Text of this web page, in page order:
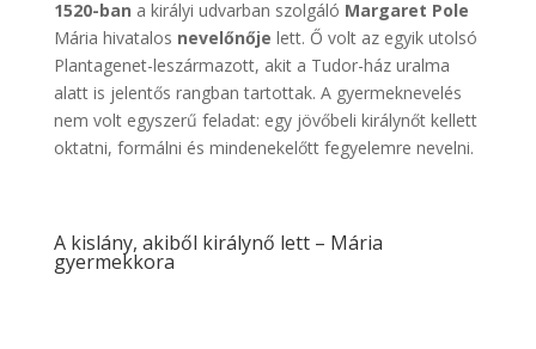
1520-ban a királyi udvarban szolgáló Margaret Pole
Mária hivatalos nevelőnője lett. Ő volt az egyik utolsó
Plantagenet-leszármazott, akit a Tudor-ház uralma
alatt is jelentős rangban tartottak. A gyermeknevelés
nem volt egyszerű feladat: egy jövőbeli királynőt kellett
oktatni, formálni és mindenekelőtt fegyelemre nevelni.
A kislány, akiből királynő lett – Mária
gyermekkora